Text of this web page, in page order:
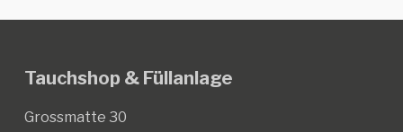
Tauchshop & Füllanlage
Grossmatte 30